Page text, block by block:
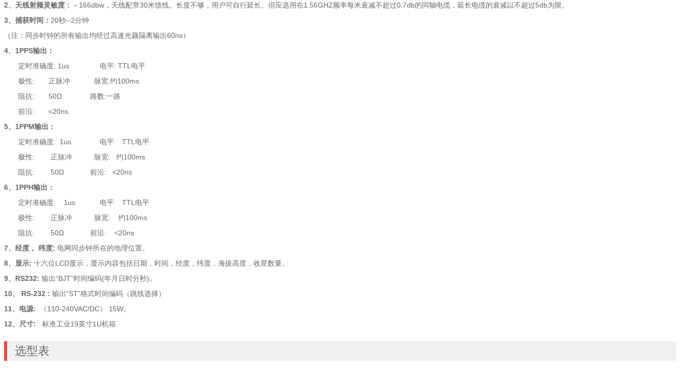
2、天线射频灵敏度： －166dbw，天线配带30米馈线。长度不够，用户可自行延长。但应选用在1.56GHZ频率每米衰减不超过0.7db的同轴电缆，延长电缆的衰减以不超过5db为限。
3、捕获时间： 20秒--2分钟
（注：同步时钟的所有输出均经过高速光藕隔离输出60ns）
4、1PPS输出：
定时准确度: 1us 电平: TTL电平
极性: 正脉冲 脉宽:约100ms
阻抗: 50Ω 路数:一路
前沿: <20ns
5、1PPM输出：
定时准确度: 1us 电平: TTL电平
极性: 正脉冲 脉宽: 约100ms
阻抗: 50Ω 前沿: <20ns
6、1PPH输出：
定时准确度: 1us 电平: TTL电平
极性: 正脉冲 脉宽: 约100ms
阻抗: 50Ω 前沿: <20ns
7、经度， 纬度: 电网同步钟所在的地理位置。
8、显示: 十六位LCD显示，显示内容包括日期，时间，经度，纬度，海拔高度，收星数量。
9、RS232: 输出“BJT”时间编码(年月日时分秒)。
10、 RS-232 : 输出“ST”格式时间编码（跳线选择）
11、电源: （110-240VAC/DC） 15W。
12、尺寸: 标准工业19英寸1U机箱
选型表